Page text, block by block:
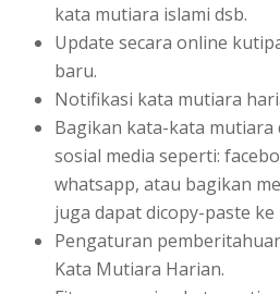
kata mutiara islami dsb.
Update secara online
baru.
Notifikasi kata mutiara
Bagikan kata-kata mutiara
sosial media seperti:
whatsapp, atau bagikan
juga dapat dicopy-paste ke
Pengaturan
Kata Mutiara Harian.